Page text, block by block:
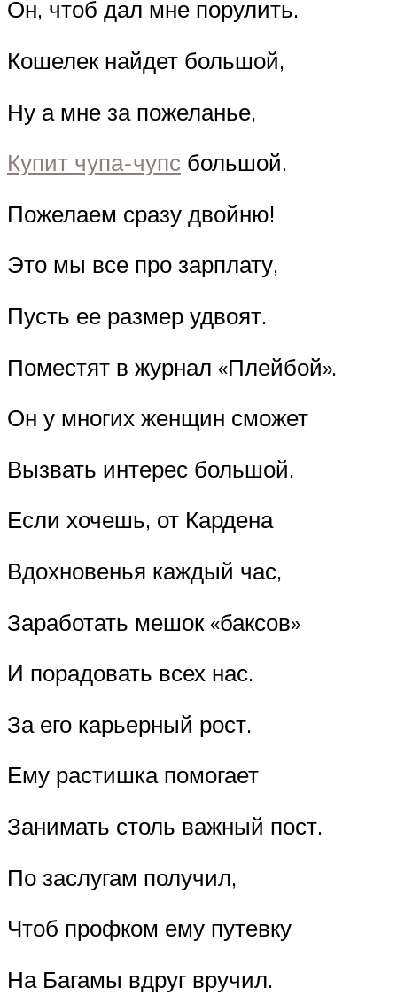
Он, чтоб дал мне порулить.
Кошелек найдет большой,
Ну а мне за пожеланье,
Купит чупа-чупс большой.
Пожелаем сразу двойню!
Это мы все про зарплату,
Пусть ее размер удвоят.
Поместят в журнал «Плейбой».
Он у многих женщин сможет
Вызвать интерес большой.
Если хочешь, от Кардена
Вдохновенья каждый час,
Заработать мешок «баксов»
И порадовать всех нас.
За его карьерный рост.
Ему растишка помогает
Занимать столь важный пост.
По заслугам получил,
Чтоб профком ему путевку
На Багамы вдруг вручил.